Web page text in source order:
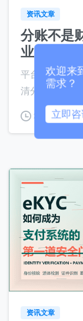
资讯文章
分账不是
业的合规
平台型企业构
清分与合规隔
2026年7月30
资讯文章
+86
访问历史
我们通
欢迎来
需求？
立即咨